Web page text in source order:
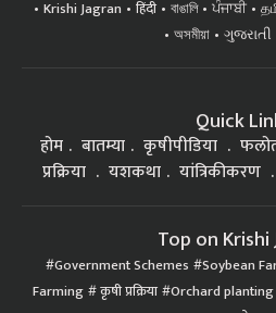
অসমীয়া
ગુજરાતી
कृषीपीडिया
प्रक्रिया
यशकथा यांत्रिकीकरण
Government Schemes Soybean
Farming कृषी प्रक्रिया Orchard
आरोग्य